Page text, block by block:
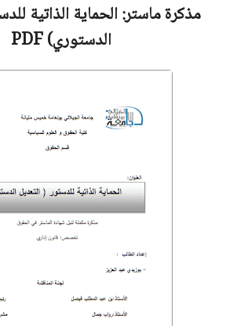
مذكرة ماستر:الحماية الذاتية
الدستوري)PDF